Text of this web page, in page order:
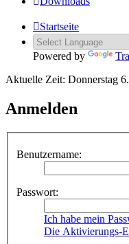
Startseite
Powered by
Aktuelle Zeit: Donnerstag
Anmelden
Benutzername:
Passwort:
Ich habe mein
Die Aktivierungs-